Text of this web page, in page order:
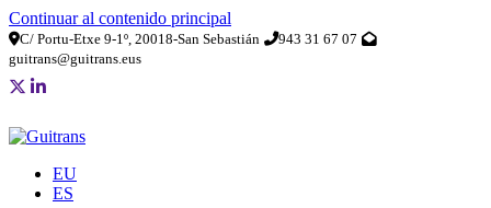
Continuar al contenido principal
C/ Portu-Etxe 9-1º, 20018-San Sebastián
943 31 67 07
guitrans@guitrans.eus
EU
ES